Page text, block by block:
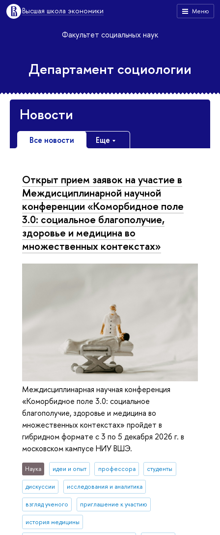
Меню
Высшая школа экономики
Факультет социальных наук
Департамент социологии
Новости
Все новости Еще
Открыт прием заявок на участие в
Междисциплинарной научной
конференции «Коморбидное поле
3.0: социальное благополучие,
здоровье и медицина во
множественных контекстах»
Междисциплинарная научная конференция
«Коморбидное поле 3.0: социальное
благополучие, здоровье и медицина во
множественных контекстах» пройдет в
гибридном формате с 3 по 5 декабря 2026 г. в
московском кампусе НИУ ВШЭ.
Наука идеи и опыт профессора студенты
дискуссии исследования и аналитика
взгляд ученого приглашение к участию
история медицины